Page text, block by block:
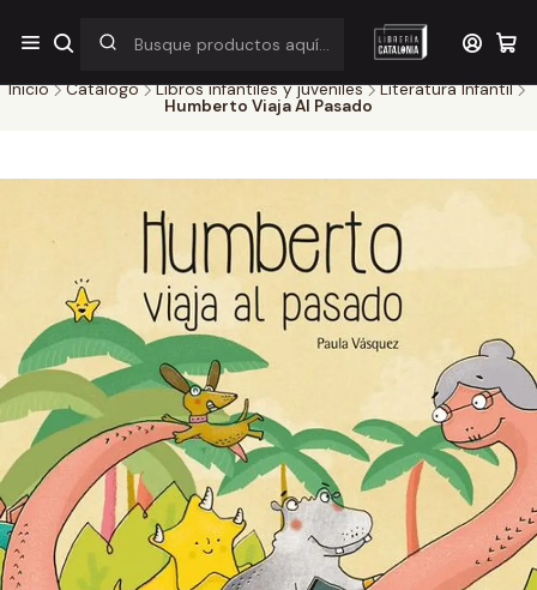
¡Por pocos días! Despacho a $1.000 en RM por compras sobre
$38.000
Inicio Catálogo Libros infantiles y juveniles
Literatura Infantil
Humberto Viaja Al Pasado